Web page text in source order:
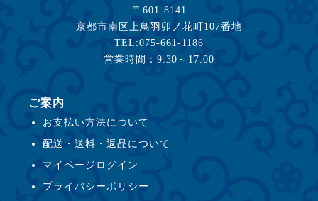
〒601-8141
京都市南区上鳥羽卯ノ花町107番地
TEL:075-661-1186
営業時間：9:30～17:00
ご案内
お支払い方法について
配送・送料・返品について
マイページログイン
プライバシーポリシー